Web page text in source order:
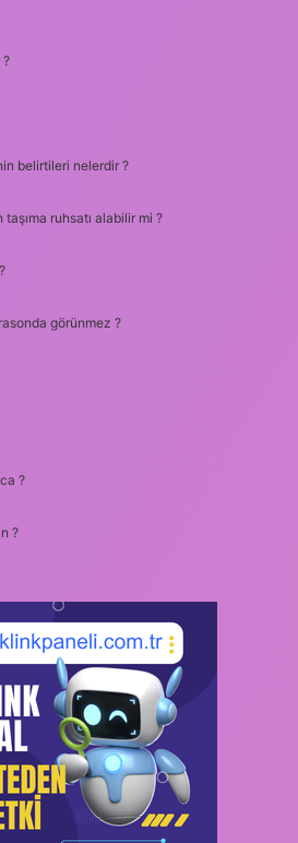
?
belirtileri nelerdir ?
ruhsatı alabilir mi ?
görünmez ?
?
?